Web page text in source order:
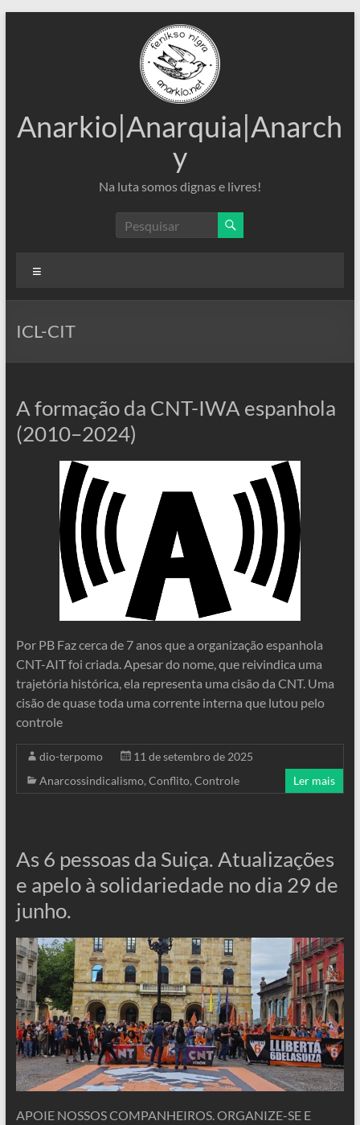
Anarkio|Anarquia|Anarch
y
Na luta somos dignas e livres!
ICL-CIT
A formação da CNT-IWA espanhola
(2010–2024)
Por PB Faz cerca de 7 anos que a organização espanhola
CNT-AIT foi criada. Apesar do nome, que reivindica uma
trajetória histórica, ela representa uma cisão da CNT. Uma
cisão de quase toda uma corrente interna que lutou pelo
controle
dio-terpomo
11 de setembro de 2025
Anarcossindicalismo, Conflito, Controle Ler mais
As 6 pessoas da Suiça. Atualizações
e apelo à solidariedade no dia 29 de
junho.
APOIE NOSSOS COMPANHEIROS. ORGANIZE-SE E